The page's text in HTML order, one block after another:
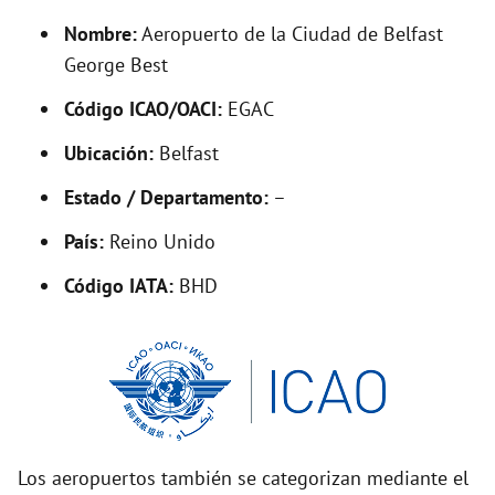
d
Nombre:Aeropuerto de la Ciudad de Belfast
George Best
Código ICAO/OACI: EGAC
Ubicación: Belfast
Estado / Departamento: –
País: Reino Unido
Código IATA: BHD
Los aeropuertos también se categorizan mediante el